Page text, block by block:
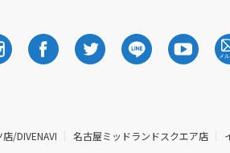
/DIVENAVI 名古屋ミッドランドスクエア店